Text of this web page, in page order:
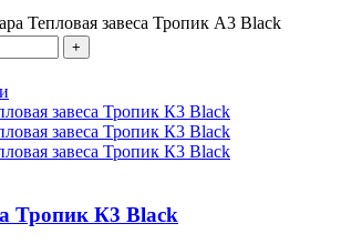
Тепловая завеса Тропик А3 Black
Тропик К3 Black